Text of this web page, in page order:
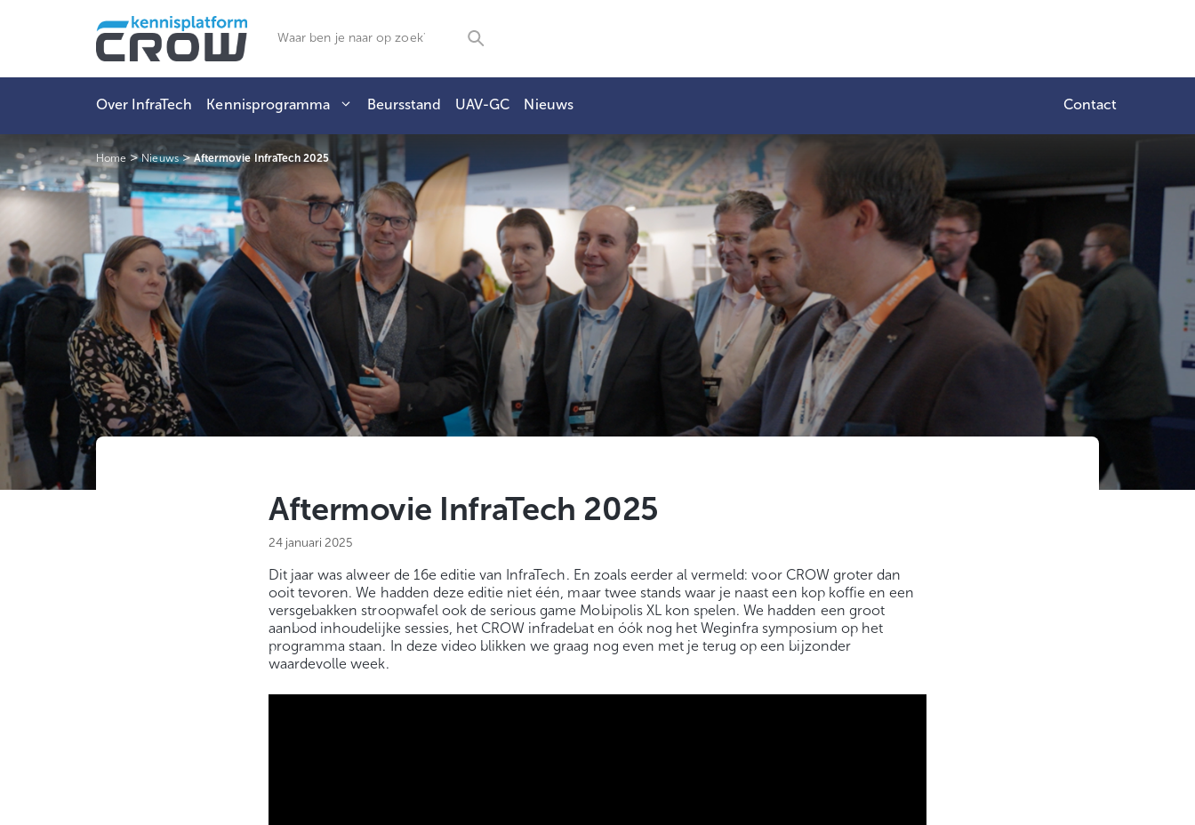
Zoeken
Over InfraTech Kennisprogramma Beursstand UAV-GC Nieuws Contact
Home >Nieuws>Aftermovie InfraTech 2025
Aftermovie InfraTech 2025
24 januari 2025
Dit jaar was alweer de 16e editie van InfraTech. En zoals eerder al vermeld: voor CROW groter dan
ooit tevoren. We hadden deze editie niet één, maar twee stands waar je naast een kop koffie en een
versgebakken stroopwafel ook de serious game Mobipolis XL kon spelen. We hadden een groot
aanbod inhoudelijke sessies, het CROW infradebat en óók nog het Weginfra symposium op het
programma staan. In deze video blikken we graag nog even met je terug op een bijzonder
waardevolle week.